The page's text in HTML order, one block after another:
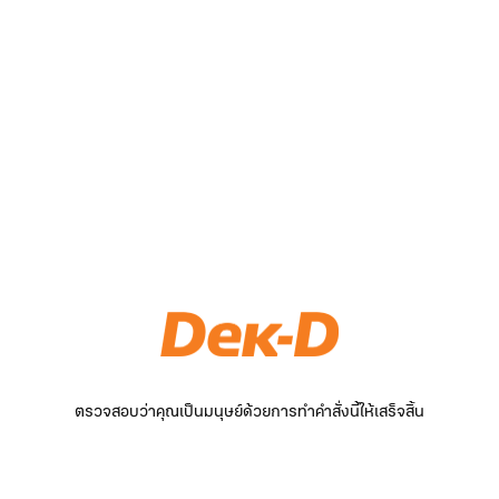
ตรวจสอบว่าคุณเป็นมนุษย์ด้วยการทำคำสั่งนี้ให้เสร็จสิ้น